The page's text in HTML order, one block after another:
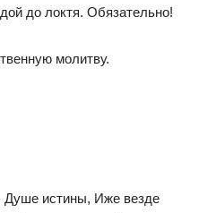
до локтя. Обязательно!
молитву.
истины, Иже везде